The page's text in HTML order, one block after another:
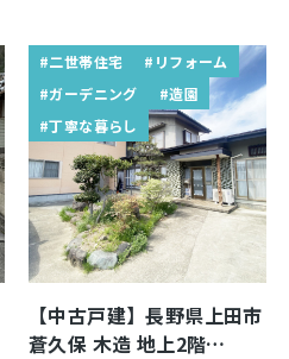
#二世帯住宅
#リフォーム
#ガーデニング
#造園
#丁寧な暮らし
【中古戸建】長野県上田市
蒼久保 木造 地上2階